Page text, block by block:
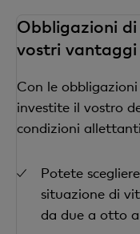
Obbligazioni di
vostri vantaggi
Con le
investite il vostro
condizioni
Potete
situazione di
da due a otto